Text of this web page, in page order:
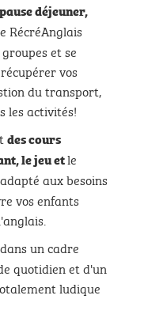
déjeuner,
RécréAnglais
et se
vos
du transport,
les activités!
des cours
le jeu etle
aux besoins
vos enfants
un cadre
quotidien et d'un
ludique